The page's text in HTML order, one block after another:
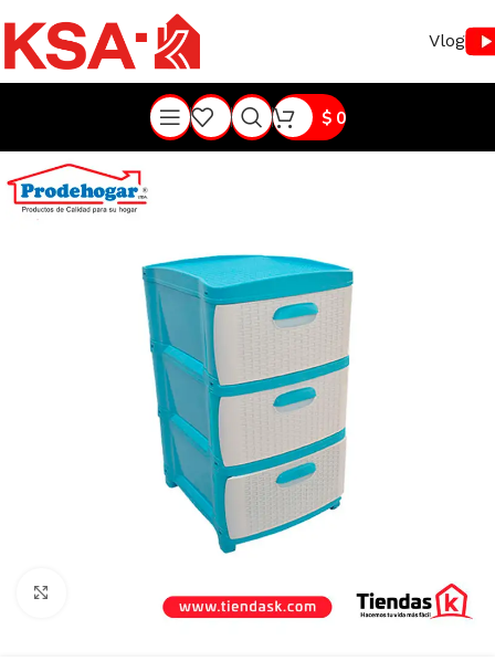
Vlog
$0
Haga Click para agrandar